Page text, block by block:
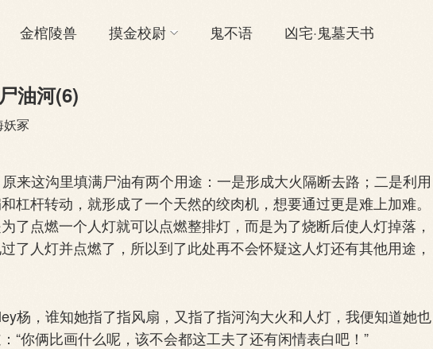
金棺陵兽 摸金校尉 鬼不语 凶宅·鬼墓天书
油河(6)
妖冢
这沟里填满尸油有两个用途：一是形成大火隔断去路；二是利用
杠杆转动，就形成了一个天然的绞肉机，想要通过更是难上加难。
了点燃一个人灯就可以点燃整排灯，而是为了烧断后使人灯掉落，
了人灯并点燃了，所以到了此处再不会怀疑这人灯还有其他用途，
，谁知她指了指风扇，又指了指河沟大火和人灯，我便知道她也
“你俩比画什么呢，该不会都这工夫了还有闲情表白吧！”